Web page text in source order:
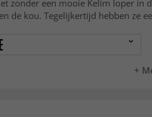
zonder een mooie Kelim loper
de kou. Tegelijkertijd hebben ze
+